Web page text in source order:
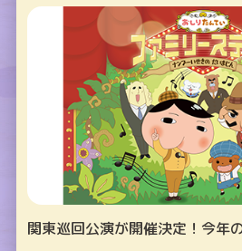
関東巡回公演が開催決定！今年